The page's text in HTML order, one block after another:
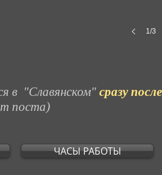
1/3
в "Славянском" сразу после
поста)
ЧАСЫ РАБОТЫ